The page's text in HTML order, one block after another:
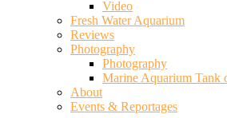
Video
Fresh Water Aquarium
Reviews
Photography
Photography
Marine Aquarium Tank
About
Events & Reportages